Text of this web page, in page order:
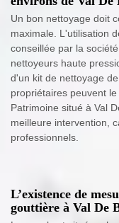
Un bon nettoyage doit
maximale. L'utilisation
conseillée par la
nettoyeurs haute
d'un kit de nettoyage
propriétaires peuvent
Patrimoine situé à Val
meilleure intervention,
professionnels.
L’existence de
gouttière à Val De